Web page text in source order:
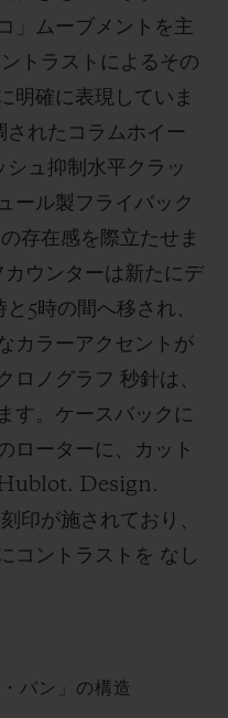
」ムーブメントを主
トラストによるその
明確に表現していま
れたコラムホイー
ュ抑制水平クラッ
ール製フライバック
存在感を際立たせま
ウンターは新たにデ
5時の間へ移され、
カラーアクセントが
ロノグラフ 秒針は、
す。ケースバックに
ローターに、カット
Hublot. Design.
が施されており、
コントラストを なし
バン」の構造